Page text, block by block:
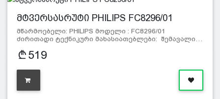
მტვერსასრუტი PHILIPS FC8296/01
მწარმოებელი: PHILIPS მოდელი : FC8296/01
ძირითადი ტექნიკური მახასიათებლები: შემავალი…
519